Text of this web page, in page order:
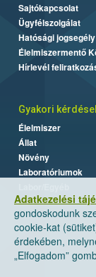
Adatkezelési
gondoskodunk
cookie-kat
érdekében,
„Elfogadom”
Sajtókapcsolat
Ügyfélszolgálat
Hatósági jogsegély
Élelmiszermentő
Hírlevél
Gyakori
Élelmiszer
Állat
Növény
Laboratóriumok